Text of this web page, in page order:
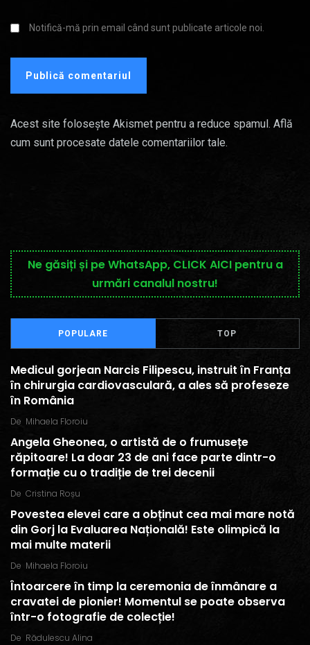
Notifică-mă prin email când sunt publicate articole noi.
Acest site folosește Akismet pentru a reduce spamul. Află
cum sunt procesate datele comentariilor tale.
Ne găsiți și pe WhatsApp, CLICK AICI pentru a
urmări canalul nostru!
POPULARE TOP
Medicul gorjean Narcis Filipescu, instruit în Franța
în chirurgia cardiovasculară, a ales să profeseze
în România
De Mihaela Floroiu
Angela Gheonea, o artistă de o frumusețe
răpitoare! La doar 23 de ani face parte dintr-o
formație cu o tradiție de trei decenii
De Cristina Roșu
Povestea elevei care a obținut cea mai mare notă
din Gorj la Evaluarea Națională! Este olimpică la
mai multe materii
De Mihaela Floroiu
Întoarcere în timp la ceremonia de înmânare a
cravatei de pionier! Momentul se poate observa
într-o fotografie de colecție!
De Rădulescu Alina